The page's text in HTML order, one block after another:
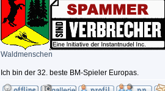
Waldmenschen
Ich bin der 32. beste BM-Spieler Europas.